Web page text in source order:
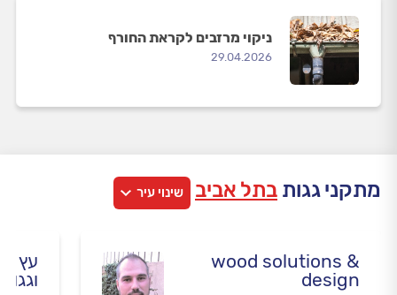
ניקוי מרזבים לקראת החורף
29.04.2026
מתקני גגות בתל אביב שינוי עיר
wood solutions &
design
עץ